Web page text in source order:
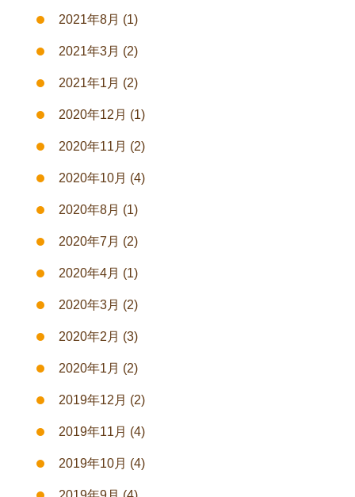
2021年8月 (1)
2021年3月 (2)
2021年1月 (2)
2020年12月 (1)
2020年11月 (2)
2020年10月 (4)
2020年8月 (1)
2020年7月 (2)
2020年4月 (1)
2020年3月 (2)
2020年2月 (3)
2020年1月 (2)
2019年12月 (2)
2019年11月 (4)
2019年10月 (4)